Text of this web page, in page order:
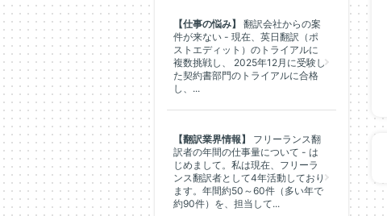
【仕事の悩み】
翻訳会社からの案
件が来ない - 現在、英日翻訳（ポ
ストエディット）のトライアルに
複数挑戦し、 2025年12月に受験し
た契約書部門のトライアルに合格
し、...
【翻訳業界情報】
フリーランス翻
訳者の年間の仕事量について - は
じめまして。私は現在、フリーラ
ンス翻訳者として4年活動しており
ます。年間約50～60件（多い年で
約90件）を、担当して...